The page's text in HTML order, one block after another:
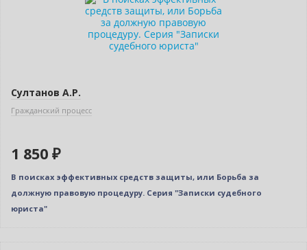
Султанов А.Р.
Гражданский процесс
1 850 ₽
В поисках эффективных средств защиты, или Борьба за
должную правовую процедуру. Серия "Записки судебного
юриста"